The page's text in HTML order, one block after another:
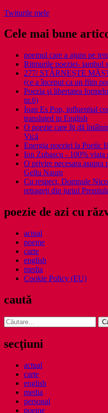
Twiturile mele
Cele mai bune
poemul care a ajuns pe
Ritmurile poeziei- iambul
277/ STÂRNEȘTE
(ce a început ca un film
Poezia şi libertatea
nr.6)
Ioan Es Pop, influential
translated in English
O poezie care îți dă
Vică
Energia poeziei la Poetic
Ion Zubascu - 100% viata
O privire necesara asupra
Gellu Naum
Cu respect, Domnule
retrageţi din juriul
poezie de azi cu
actual
poeme
carte
english
media
Cookie Policy (EU)
caută
Caută
după:
secţiuni
actual
carte
english
media
personal
poeme